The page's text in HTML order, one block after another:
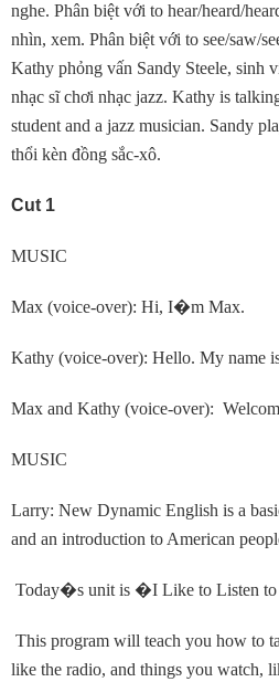
nghe. Phân biệt với to hear/heard/
nhìn, xem. Phân biệt với to see/saw/
Kathy phỏng vấn Sandy Steele, sinh
nhạc sĩ chơi nhạc jazz. Kathy is
student and a jazz musician. Sandy
thổi kèn đồng sắc-xô.
Cut 1
MUSIC
Max (voice-over): Hi, I�m Max.
Kathy (voice-over): Hello. My name
Max and Kathy (voice-over):
MUSIC
Larry: New Dynamic English is a
and an introduction to American
Today�s unit is �I Like to Listen to
This program will teach you how to
like the radio, and things you watch,